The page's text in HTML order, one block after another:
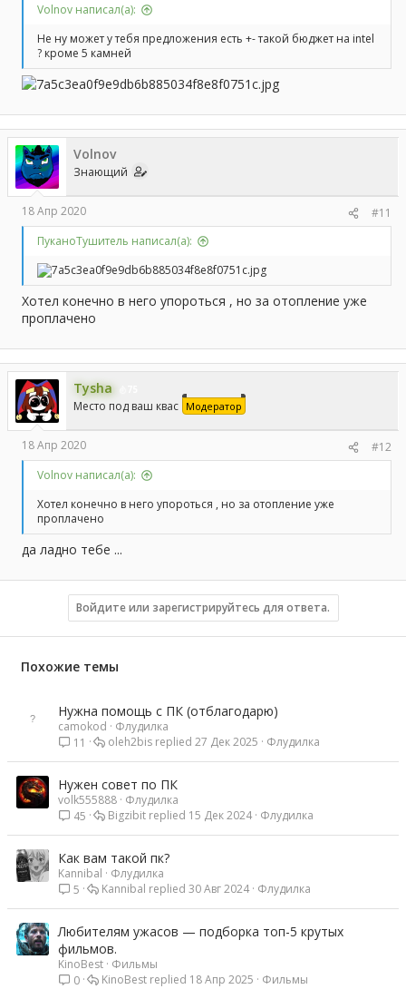
Volnov написал(а):
Не ну может у тебя предложения есть +- такой бюджет на intel
? кроме 5 камней
Volnov
Знающий
18 Апр 2020
#11
ПуканоТушитель написал(а):
Хотел конечно в него упороться , но за отопление уже
проплачено
Tysha
Место под ваш квас Модератор
18 Апр 2020
#12
Volnov написал(а):
Хотел конечно в него упороться , но за отопление уже
проплачено
да ладно тебе ...
Войдите или зарегистрируйтесь для ответа.
Похожие темы
Нужна помощь с ПК (отблагодарю)
camokod
Флудилка
11
Флудилка
27 Дек 2025
oleh2bis
Нужен совет по ПК
volk555888 Флудилка
45
Флудилка
15 Дек 2024
Bigzibit
Как вам такой пк?
Kannibal
Флудилка
5
Флудилка
30 Авг 2024
Kannibal
Любителям ужасов — подборка топ-5 крутых
фильмов.
KinoBest Фильмы
0
Фильмы
18 Апр 2025
KinoBest